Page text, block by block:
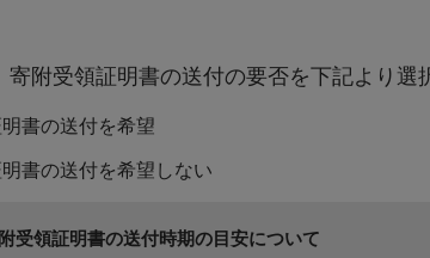
町政全般に係る事業で、町長が特に必要
附受領証明書の送付の要否を下記より選
書の送付を希望
書の送付を希望しない
受領証明書の送付時期の目安について